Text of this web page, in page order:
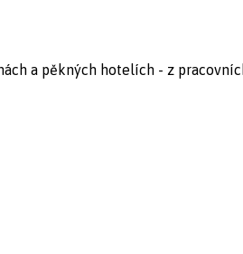
a pěkných hotelích - z